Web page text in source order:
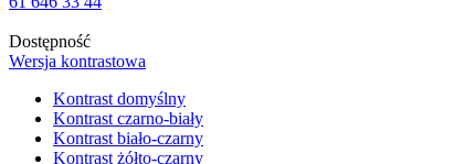
Dostępność
Wersja kontrastowa
Kontrast domyślny
Kontrast czarno-biały
Kontrast biało-czarny
Kontrast żółto-czarny